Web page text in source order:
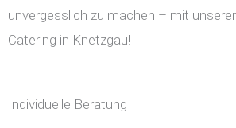
unvergesslich zu machen – mit
Catering in Knetzgau!
Individuelle Beratung